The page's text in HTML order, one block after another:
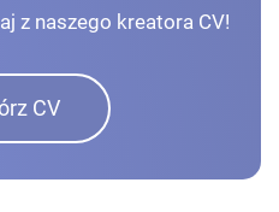
z naszego kreatora CV!
CV